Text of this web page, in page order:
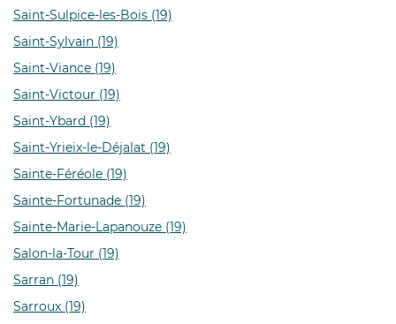
Saint-Sulpice-les-Bois (19)
Saint-Sylvain (19)
Saint-Viance (19)
Saint-Victour (19)
Saint-Ybard (19)
Saint-Yrieix-le-Déjalat (19)
Sainte-Féréole (19)
Sainte-Fortunade (19)
Sainte-Marie-Lapanouze (19)
Salon-la-Tour (19)
Sarran (19)
Sarroux (19)